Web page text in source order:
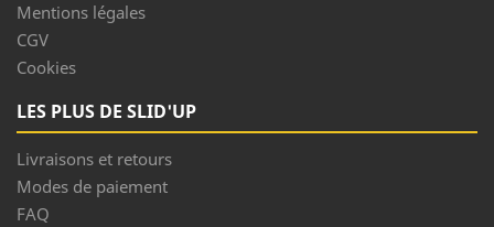
Mentions légales
CGV
Cookies
LES PLUS DE SLID'UP
Livraisons et retours
Modes de paiement
FAQ